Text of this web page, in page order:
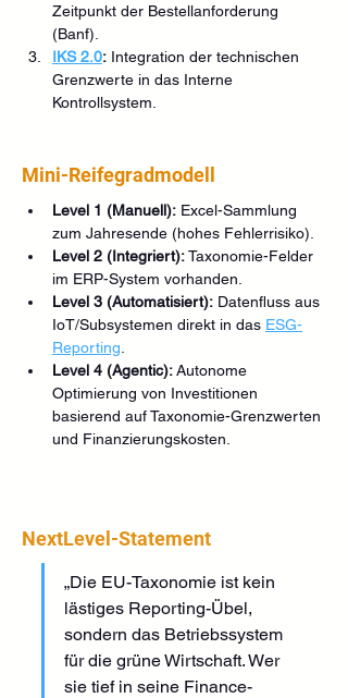
Zeitpunkt der Bestellanforderung
(Banf).
IKS 2.0: Integration der technischen
Grenzwerte in das Interne
Kontrollsystem.
Mini-Reifegradmodell
Level 1 (Manuell): Excel-Sammlung
zum Jahresende (hohes Fehlerrisiko).
Level 2 (Integriert): Taxonomie-Felder
im ERP-System vorhanden.
Level 3 (Automatisiert): Datenfluss aus
IoT/Subsystemen direkt in das ESG-
Reporting
Level 4 (Agentic): Autonome
Optimierung von Investitionen
basierend auf Taxonomie-Grenzwerten
und Finanzierungskosten.
NextLevel-Statement
„Die EU-Taxonomie ist kein
lästiges Reporting-Übel,
sondern das Betriebssystem
für die grüne Wirtschaft. Wer
sie tief in seine Finance-